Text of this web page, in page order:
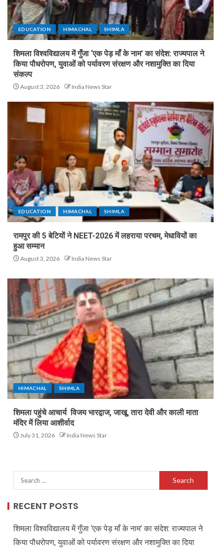
EDUCATION HIMACHAL SHIMLA
शिमला विश्वविद्यालय में गुँजा ‘एक पेड़ माँ के नाम’ का संदेश: राज्यपाल ने
किया पौधरोपण, युवाओं को पर्यावरण संरक्षण और नशामुक्ति का दिया
संकल्प
August 3, 2026 India News Star
EDUCATION HIMACHAL SHIMLA
रामपुर की 5 बेटियों ने NEET-2026 में लहराया परचम, मेधावियों का
हुआ सम्मान
August 3, 2026 India News Star
HIMACHAL SHIMLA
शिमला पहुंचे आचार्य विजय भारद्वाज, जाखू, तारा देवी और काली माता
मंदिर में लिया आशीर्वाद
July 31, 2026 India News Star
RECENT POSTS
शिमला विश्वविद्यालय में गुँजा ‘एक पेड़ माँ के नाम’ का संदेश: राज्यपाल ने
किया पौधरोपण, युवाओं को पर्यावरण संरक्षण और नशामुक्ति का दिया